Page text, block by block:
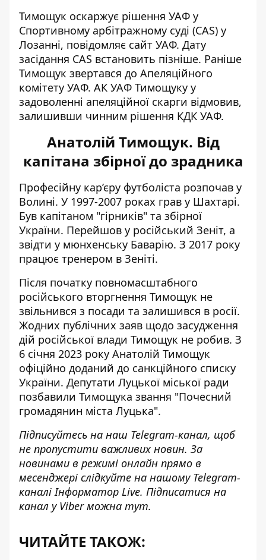
Тимощук оскаржує рішення УАФ у
Спортивному арбітражному суді (CAS) у
Лозанні, повідомляє сайт УАФ. Дату
засідання CAS встановить пізніше. Раніше
Тимощук звертався до Апеляційного
комітету УАФ. АК УАФ Тимощуку у
задоволенні апеляційної скарги відмовив,
залишивши чинним рішення КДК УАФ.
Анатолій Тимощук. Від
капітана збірної до зрадника
Професійну кар’єру футболіста розпочав у
Волині. У 1997-2007 роках грав у Шахтарі.
Був капітаном "гірників" та збірної
України. Перейшов у російський Зеніт, а
звідти у мюнхенську Баварію. З 2017 року
працює тренером в Зеніті.
Після початку повномасштабного
російського вторгнення Тимощук не
звільнився з посади та залишився в росії.
Жодних публічних заяв щодо засудження
дій російської влади Тимощук не робив. З
6 січня 2023 року Анатолій Тимощук
офіційно доданий до санкційного списку
України. Депутати Луцької міської ради
позбавили Тимощука звання "Почесний
громадянин міста Луцька".
Підписуйтесь на наш Telegram-канал, щоб
не пропустити важливих новин. За
новинами в режимі онлайн прямо в
месенджері слідкуйте на нашому Telegram-
каналіІнформатор Live. Підписатися на
канал у Viber можна тут.
ЧИТАЙТЕ ТАКОЖ: